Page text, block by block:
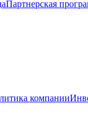
Партнерская
компании